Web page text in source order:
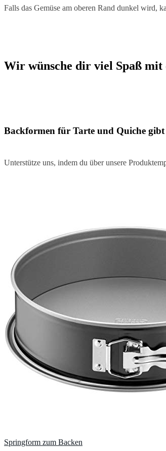
Falls das Gemüse am oberen Rand dunkel wird,
Wir wünsche dir viel Spaß mit
Backformen für Tarte und Quiche
Unterstütze uns, indem du über unsere
Springform zum Backen